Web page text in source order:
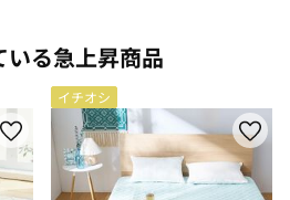
いる急上昇商品
イチオシ